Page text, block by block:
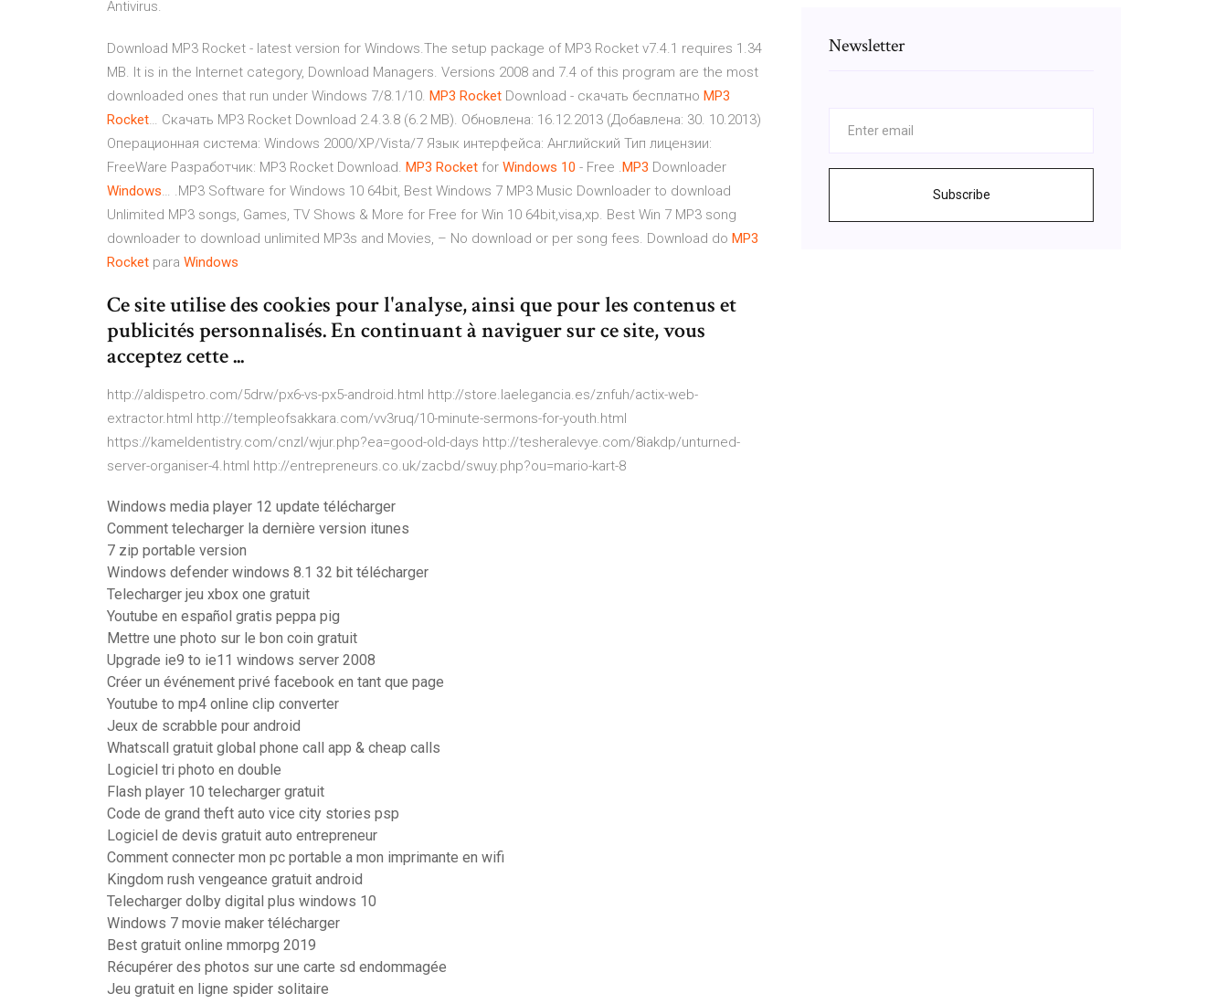
Antivirus.
Download MP3 Rocket - latest version for Windows.The setup package of MP3 Rocket v7.4.1 requires 1.34
MB. It is in the Internet category, Download Managers. Versions 2008 and 7.4 of this program are the most
downloaded ones that run under Windows 7/8.1/10. MP3 Rocket Download - скачать бесплатно MP3
Rocket… Скачать MP3 Rocket Download 2.4.3.8 (6.2 MB). Обновлена: 16.12.2013 (Добавлена: 30. 10.2013)
Операционная система: Windows 2000/XP/Vista/7 Язык интерфейса: Английский Тип лицензии:
FreeWare Разработчик: MP3 Rocket Download. MP3 Rocket for Windows 10 - Free .MP3 Downloader
Windows… .MP3 Software for Windows 10 64bit, Best Windows 7 MP3 Music Downloader to download
Unlimited MP3 songs, Games, TV Shows & More for Free for Win 10 64bit,visa,xp. Best Win 7 MP3 song
downloader to download unlimited MP3s and Movies, – No download or per song fees. Download do MP3
Rocket para Windows
Ce site utilise des cookies pour l'analyse, ainsi que pour les contenus et
publicités personnalisés. En continuant à naviguer sur ce site, vous
acceptez cette ...
http://aldispetro.com/5drw/px6-vs-px5-android.html http://store.laelegancia.es/znfuh/actix-web-
extractor.html http://templeofsakkara.com/vv3ruq/10-minute-sermons-for-youth.html
https://kameldentistry.com/cnzl/wjur.php?ea=good-old-days http://tesheralevye.com/8iakdp/unturned-
server-organiser-4.html http://entrepreneurs.co.uk/zacbd/swuy.php?ou=mario-kart-8
Windows media player 12 update télécharger
Comment telecharger la dernière version itunes
7 zip portable version
Windows defender windows 8.1 32 bit télécharger
Telecharger jeu xbox one gratuit
Youtube en español gratis peppa pig
Mettre une photo sur le bon coin gratuit
Upgrade ie9 to ie11 windows server 2008
Créer un événement privé facebook en tant que page
Youtube to mp4 online clip converter
Jeux de scrabble pour android
Whatscall gratuit global phone call app & cheap calls
Logiciel tri photo en double
Flash player 10 telecharger gratuit
Code de grand theft auto vice city stories psp
Logiciel de devis gratuit auto entrepreneur
Comment connecter mon pc portable a mon imprimante en wifi
Kingdom rush vengeance gratuit android
Telecharger dolby digital plus windows 10
Windows 7 movie maker télécharger
Best gratuit online mmorpg 2019
Récupérer des photos sur une carte sd endommagée
Jeu gratuit en ligne spider solitaire
Newsletter
Subscribe